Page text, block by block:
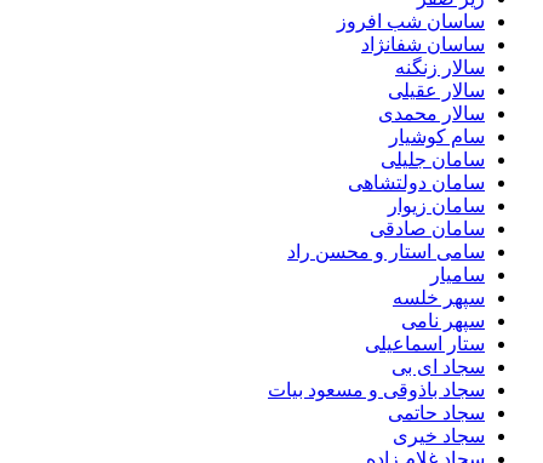
ساسان شب افروز
ساسان شفانژاد
سالار زنگنه
سالار عقیلی
سالار محمدی
سام کوشیار
سامان جلیلی
سامان دولتشاهی
سامان زیوار
سامان صادقی
سامی استار و محسن راد
سامیار
سپهر خلسه
سپهر نامی
ستار اسماعیلی
سجاد ای بی
سجاد باذوقی و مسعود بیات
سجاد حاتمی
سجاد خیری
سجاد غلام زاده